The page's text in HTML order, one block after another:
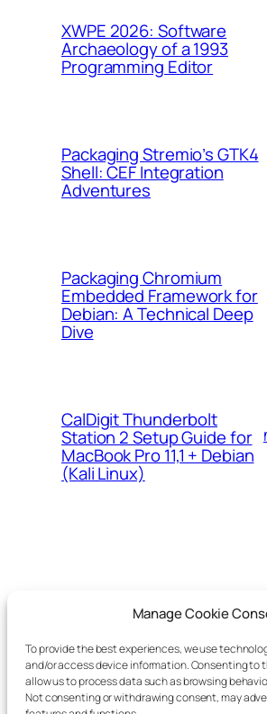
Manage Cookie
To provide the best experiences, we use
and/or access device information. Consenting to
allow us to process data such as browsing
Not consenting or withdrawing consent, may
XWPE 2026: Software
Archaeology of a 1993
Programming Editor
Packaging Stremio’s GTK4
Shell: CEF Integration
Adventures
Packaging Chromium
Embedded Framework for
Debian: A Technical Deep
Dive
CalDigit Thunderbolt
Station 2 Setup Guide for
MacBook Pro 11,1 + Debian
(Kali Linux)
Un blog de Juan Manuel